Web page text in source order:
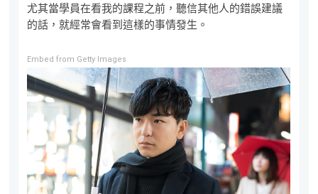
尤其當學員在看我的課程之前，聽信其他人的錯誤建議
的話，就經常會看到這樣的事情發生。
Embed from Getty Images